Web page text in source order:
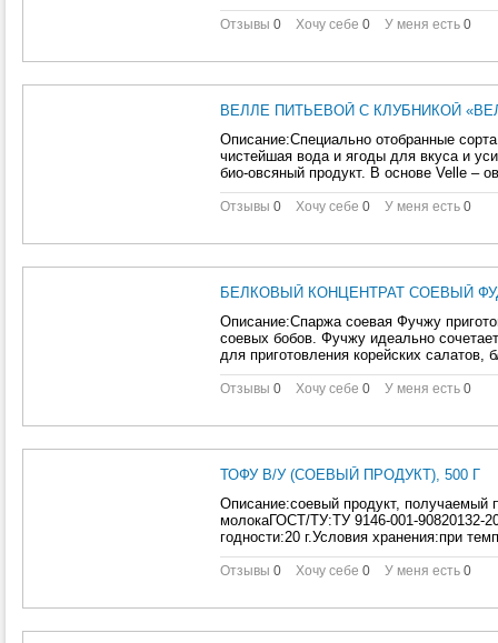
Отзывы 0 Хочу себе 0 У меня есть 0
ВЕЛЛЕ ПИТЬЕВОЙ С КЛУБНИКОЙ
Описание:Специально отобранные
чистейшая вода и ягоды для вкуса и
био-овсяный продукт. В основе Velle –
Отзывы 0 Хочу себе 0 У меня есть 0
БЕЛКОВЫЙ КОНЦЕНТРАТ СОЕВЫЙ
Описание:Спаржа соевая Фучжу
соевых бобов. Фучжу идеально
для приготовления корейских салатов,
Отзывы 0 Хочу себе 0 У меня есть 0
ТОФУ В/У (СОЕВЫЙ ПРОДУКТ), 500 Г
Описание:соевый продукт, получаемый
молокаГОСТ/ТУ:ТУ 9146-001-90820132-
годности:20 г.Условия хранения:при
Отзывы 0 Хочу себе 0 У меня есть 0